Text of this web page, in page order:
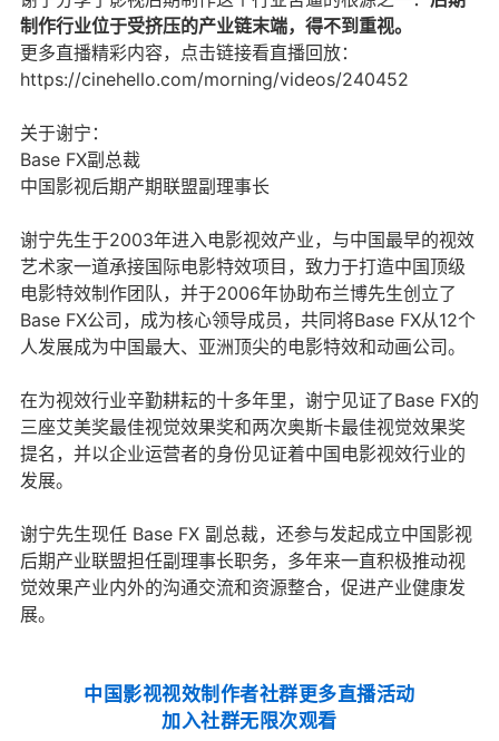
制作行业位于受挤压的产业链末端，得不到重视。
更多直播精彩内容，点击链接看直播回放：
https://cinehello.com/morning/videos/240452
关于谢宁：
Base FX副总裁
中国影视后期产期联盟副理事长
谢宁先生于2003年进入电影视效产业，与中国最早的视效
艺术家一道承接国际电影特效项目，致力于打造中国顶级
电影特效制作团队，并于2006年协助布兰博先生创立了
Base FX公司，成为核心领导成员，共同将Base FX从12个
人发展成为中国最大、亚洲顶尖的电影特效和动画公司。
在为视效行业辛勤耕耘的十多年里，谢宁见证了Base FX的
三座艾美奖最佳视觉效果奖和两次奥斯卡最佳视觉效果奖
提名，并以企业运营者的身份见证着中国电影视效行业的
发展。
谢宁先生现任 Base FX 副总裁，还参与发起成立中国影视
后期产业联盟担任副理事长职务，多年来一直积极推动视
觉效果产业内外的沟通交流和资源整合，促进产业健康发
展。
中国影视视效制作者社群更多直播活动
加入社群无限次观看